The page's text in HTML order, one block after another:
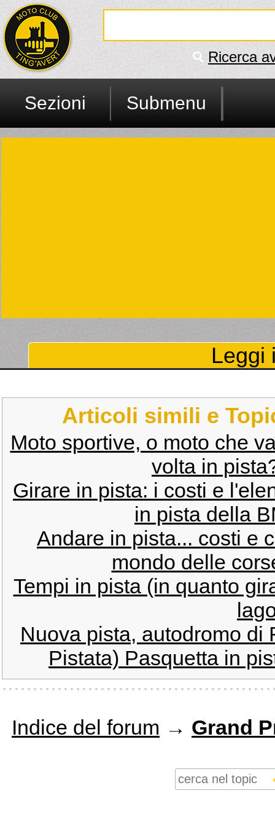
Ricerca
Sezioni Submenu
Leggi
Articoli simili e
Moto sportive, o moto che
volta in
Girare in pista: i costi e
in pista della
Andare in pista... costi e
mondo delle
Tempi in pista (in quanto
Nuova pista, autodromo di
Pistata) Pasquetta in
Indice del forum → Grand